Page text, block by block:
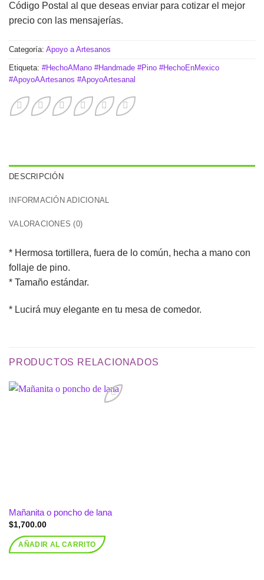
Código Postal al que deseas enviar para cotizar el mejor
precio con las mensajerías.
Categoría: Apoyo a Artesanos
Etiqueta: #HechoAMano #Handmade #Pino #HechoEnMexico
#ApoyoAArtesanos #ApoyoArtesanal
DESCRIPCIÓN
INFORMACIÓN ADICIONAL
VALORACIONES (0)
* Hermosa tortillera, fuera de lo común, hecha a mano con
follaje de pino.
* Tamaño estándar.
* Lucirá muy elegante en tu mesa de comedor.
PRODUCTOS RELACIONADOS
Mañanita o poncho de lana
$1,700.00
AÑADIR AL CARRITO